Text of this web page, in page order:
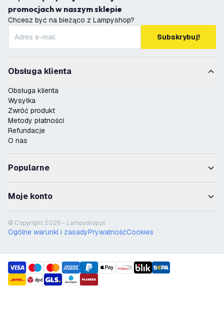
promocjach w naszym sklepie
Chcesz być na bieżąco z Lampyshop?
Subskrybuj!
Obsługa klienta
Obsługa klienta
Wysyłka
Zwróć produkt
Metody płatności
Refundacje
O nas
Popularne
Moje konto
© Copyright 2026 - Lampyshop.pl
Ogólne warunki i zasadyPrywatnośćCookies
payment methods
shipment methods